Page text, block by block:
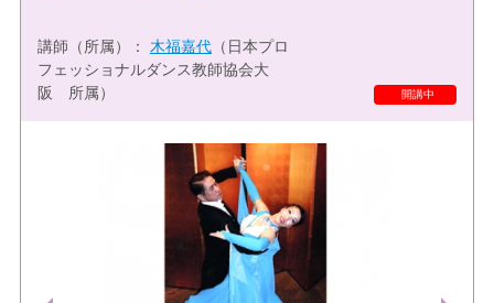
開講中
講師（所属）： 木福嘉代（日本プロ
フェッショナルダンス教師協会大
阪 所属）